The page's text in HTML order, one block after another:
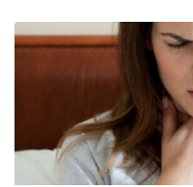
defines the good
experts’ models with lay
Cultural Psychology
,38
https://
Worthington, E. L., Jr, &
evidence-based
Psychology,12, 707598.